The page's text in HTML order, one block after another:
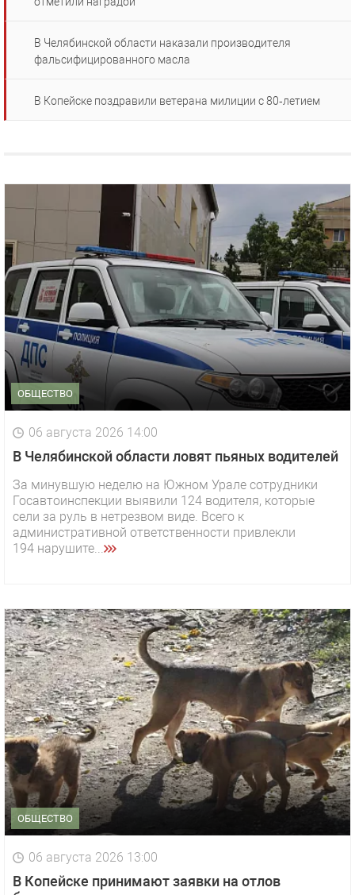
В Челябинской области наказали производителя
фальсифицированного масла
В Копейске поздравили ветерана милиции с 80‑летием
ОБЩЕСТВО
06 августа 2026 14:00
В Челябинской области ловят пьяных водителей
За минувшую неделю на Южном Урале сотрудники
Госавтоинспекции выявили 124 водителя, которые
сели за руль в нетрезвом виде. Всего к
административной ответственности привлекли
194 нарушите...
ОБЩЕСТВО
06 августа 2026 13:00
В Копейске принимают заявки на отлов